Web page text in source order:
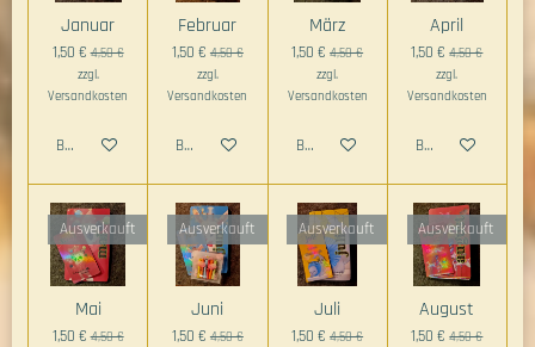
Januar
1,50 € 4,50 €
zzgl.
Versandkosten
Bei Verfügbarkeit benachrichtigen
Februar
1,50 € 4,50 €
zzgl.
Versandkosten
Bei Verfügbarkeit benachrichtigen
März
1,50 € 4,50 €
zzgl.
Versandkosten
Bei Verfügbarkeit benachrichtigen
April
1,50 € 4,50 €
zzgl.
Versandkosten
Bei Verfügbarkeit
Ausverkauft
Mai
1,50 € 4,50 €
Ausverkauft
Juni
1,50 € 4,50 €
Ausverkauft
Juli
1,50 € 4,50 €
Ausverkauft
August
1,50 € 4,50 €